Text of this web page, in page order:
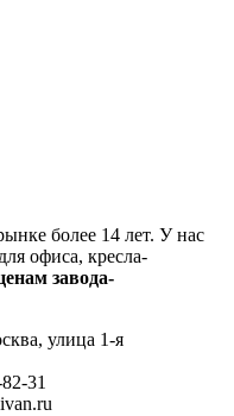
более 14 лет. У нас
офиса, кресла-
завода-
улица 1-я
31